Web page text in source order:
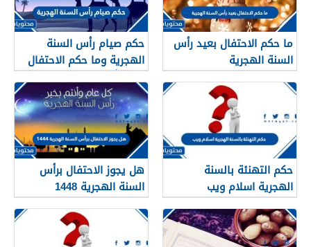
ما حكم الاحتفال بعيد رأس
السنة الهجرية
حكم صيام رأس السنة
الهجرية وما حكم الاحتفال
بعيد رأس السنه الهجريه
حكم التهنئة بالسنة
الهجرية اسلام ويب
هل يجوز الاحتفال برأس
السنة الهجرية 1448